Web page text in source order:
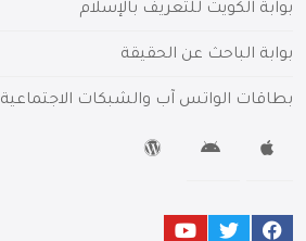
بوابة الكويت للتعريف بالإسلام
بوابة الباحث عن الحقيقة
بطاقات الواتس آب والشبكات الاجتماعية